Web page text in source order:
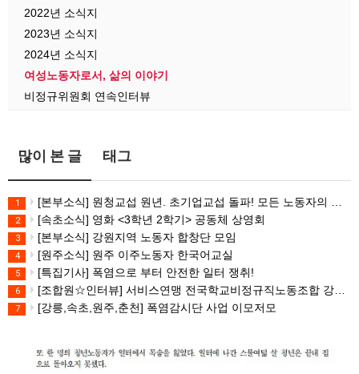
2022년 소식지
2023년 소식지
2024년 소식지
여성노동자로서, 삶의 이야기
비정규위원회 연속인터뷰
많이 본 글 태그
1 [본부소식] 원청교섭 원년. 초기업교섭 돌파! 모든 노동자의 노동기본권 쟁취! 민주노총 7.15 총파업대회
2 [속초소식] 영화 <3학년 2학기> 공동체 상영회
3 [본부소식] 강원지역 노동자 합창단 모임
4 [원주소식] 원주 이주노동자 한국어교실
5 [특집기사] 폭염으로 부터 안전한 일터 쟁취!
6 [조합원☆인터뷰] 서비스연맹 전국학교비정규직노동조합 강원지부 김유미 춘천지회장
7 [강릉,속초,원주,춘천] 폭염감시단 사업 이모저모